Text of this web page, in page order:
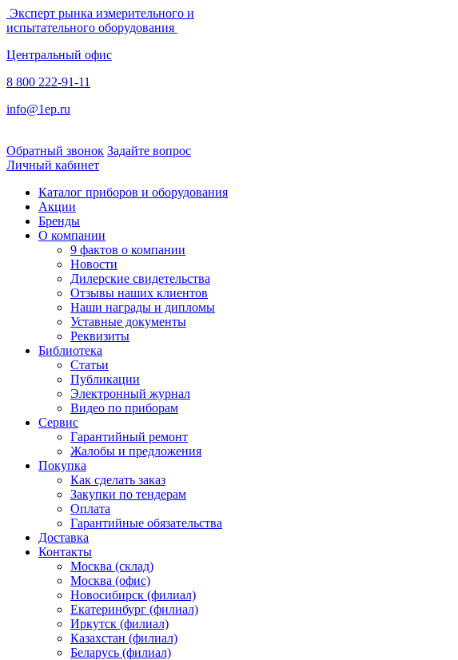
Эксперт рынка измерительного и
испытательного оборудования
Центральный офис
8 800 222-91-11
info@1ep.ru
Обратный звонок Задайте вопрос
Личный кабинет
Каталог приборов и оборудования
Акции
Бренды
О компании
9 фактов о компании
Новости
Дилерские свидетельства
Отзывы наших клиентов
Наши награды и дипломы
Уставные документы
Реквизиты
Библиотека
Статьи
Публикации
Электронный журнал
Видео по приборам
Сервис
Гарантийный ремонт
Жалобы и предложения
Покупка
Как сделать заказ
Закупки по тендерам
Оплата
Гарантийные обязательства
Доставка
Контакты
Москва (склад)
Москва (офис)
Новосибирск (филиал)
Екатеринбург (филиал)
Иркутск (филиал)
Казахстан (филиал)
Беларусь (филиал)